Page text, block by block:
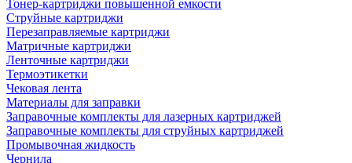
Тонер-картриджи повышенной емкости
Струйные картриджи
Перезаправляемые картриджи
Матричные картриджи
Ленточные картриджи
Термоэтикетки
Чековая лента
Материалы для заправки
Заправочные комплекты для лазерных картриджей
Заправочные комплекты для струйных картриджей
Промывочная жидкость
Чернила